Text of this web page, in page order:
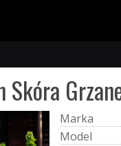
Marka
Model